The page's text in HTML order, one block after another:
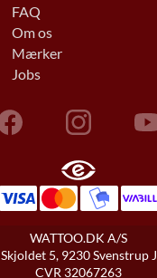
FAQ
Om os
Mærker
Jobs
WATTOO.DK A/S
Skjoldet 5, 9230 Svenstrup J
CVR 32067263